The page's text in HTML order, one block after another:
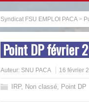
Syndicat FSU EMPLOI PACA>
Point DP février
Auteur: SNU PACA 16 février
IRP, Non classé, Point DP